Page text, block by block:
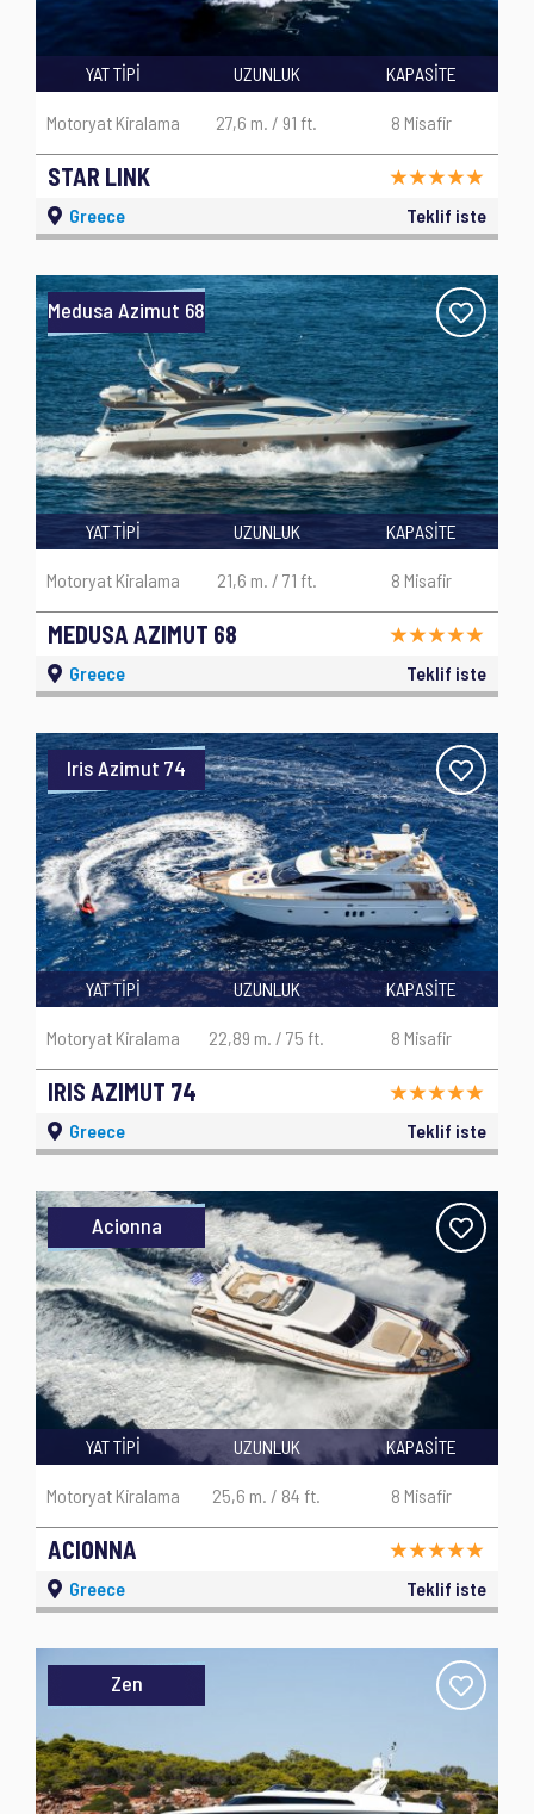
STAR LINK
YAT TİPİ
Motoryat Kiralama
UZUNLUK
27,6 m. / 91 ft.
KAPASİTE
8 Misafir
Greece Teklif iste
Medusa Azimut 68
MEDUSA AZIMUT 68
YAT TİPİ
Motoryat Kiralama
UZUNLUK
21,6 m. / 71 ft.
KAPASİTE
8 Misafir
Greece Teklif iste
Iris Azimut 74
IRIS AZIMUT 74
YAT TİPİ
Motoryat Kiralama
UZUNLUK
22,89 m. / 75 ft.
KAPASİTE
8 Misafir
Greece Teklif iste
Acionna
ACIONNA
YAT TİPİ
Motoryat Kiralama
UZUNLUK
25,6 m. / 84 ft.
KAPASİTE
8 Misafir
Greece Teklif iste
Zen